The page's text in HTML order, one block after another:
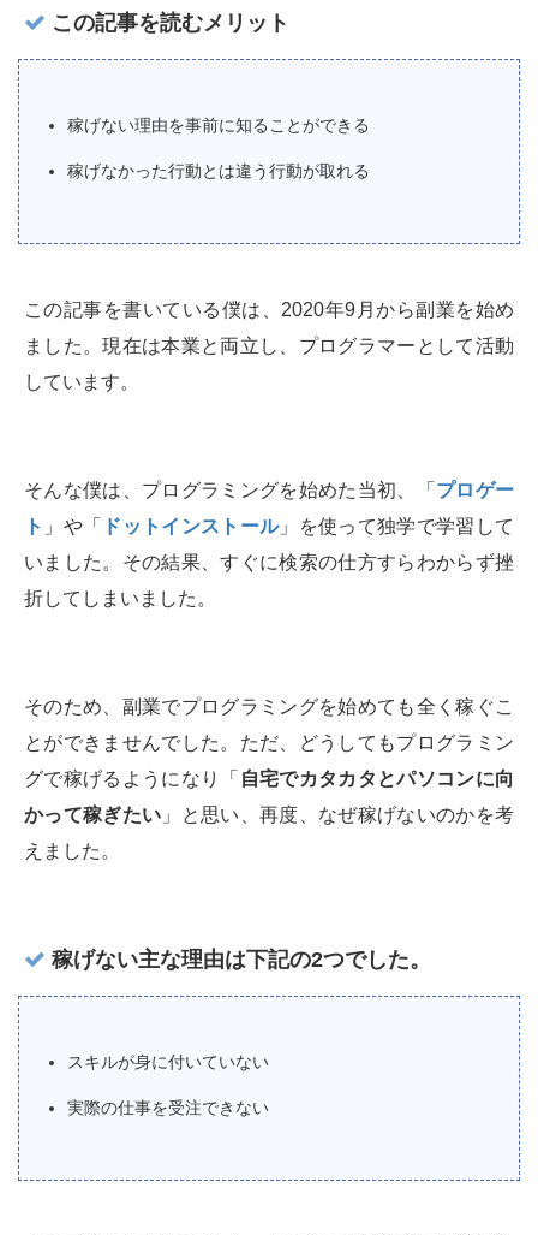
この記事を読むメリット
稼げない理由を事前に知ることができる
稼げなかった行動とは違う行動が取れる
この記事を書いている僕は、2020年9月から副業を始め
ました。現在は本業と両立し、プログラマーとして活動
しています。
そんな僕は、プログラミングを始めた当初、「 プロゲー
ト 」や「 ドットインストール」を使って独学で学習して
いました。その結果、すぐに検索の仕方すらわからず挫
折してしまいました。
そのため、副業でプログラミングを始めても全く稼ぐこ
とができませんでした。ただ、どうしてもプログラミン
グで稼げるようになり「 自宅でカタカタとパソコンに向
かって稼ぎたい 」と思い、再度、なぜ稼げないのかを考
えました。
稼げない主な理由は下記の2つでした。
スキルが身に付いていない
実際の仕事を受注できない